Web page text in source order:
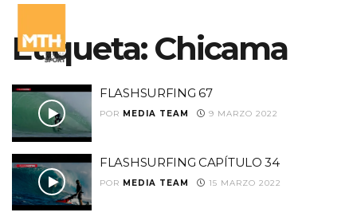
Etiqueta: Chicama
FLASHSURFING 67
POR MEDIA TEAM 9 MARZO 2022
FLASHSURFING CAPÍTULO 34
POR MEDIA TEAM 15 MARZO 2022